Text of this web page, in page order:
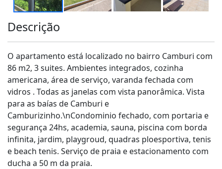
Descrição
O apartamento está localizado no bairro Camburi com
86 m2, 3 suites. Ambientes integrados, cozinha
americana, área de serviço, varanda fechada com
vidros . Todas as janelas com vista panorâmica. Vista
para as baías de Camburi e
Camburizinho.\nCondominio fechado, com portaria e
segurança 24hs, academia, sauna, piscina com borda
infinita, jardim, playgroud, quadras ploesportiva, tenis
e beach tenis. Serviço de praia e estacionamento com
ducha a 50 m da praia.